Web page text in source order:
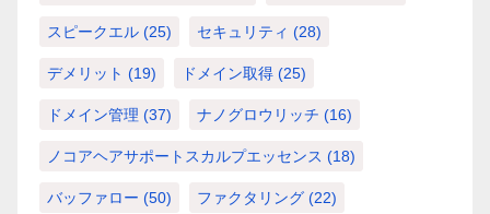
スピークエル (25) セキュリティ (28)
デメリット (19) ドメイン取得 (25)
ドメイン管理 (37) ナノグロウリッチ (16)
ノコアヘアサポートスカルプエッセンス (18)
バッファロー (50) ファクタリング (22)